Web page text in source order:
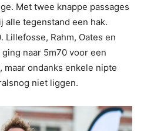
Met twee knappe passages
tegenstand een hak.
Rahm, Oates en
naar 5m70 voor een
ondanks enkele nipte
niet liggen.